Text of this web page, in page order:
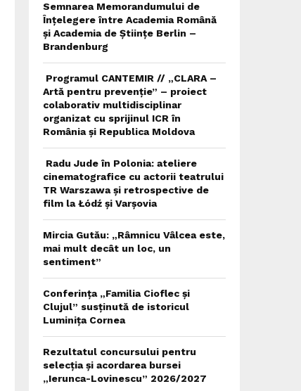
Semnarea Memorandumului de
Înțelegere între Academia Română
și Academia de Științe Berlin –
Brandenburg
Programul CANTEMIR // „CLARA –
Artă pentru prevenție” – proiect
colaborativ multidisciplinar
organizat cu sprijinul ICR în
România și Republica Moldova
Radu Jude în Polonia: ateliere
cinematografice cu actorii teatrului
TR Warszawa și retrospective de
film la Łódź și Varșovia
Mircia Gutău: „Râmnicu Vâlcea este,
mai mult decât un loc, un
sentiment”
Conferința „Familia Cioflec și
Clujul” susținută de istoricul
Luminița Cornea
Rezultatul concursului pentru
selecția și acordarea bursei
„Ierunca-Lovinescu” 2026/2027